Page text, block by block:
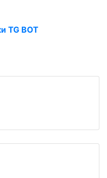
TG BOT